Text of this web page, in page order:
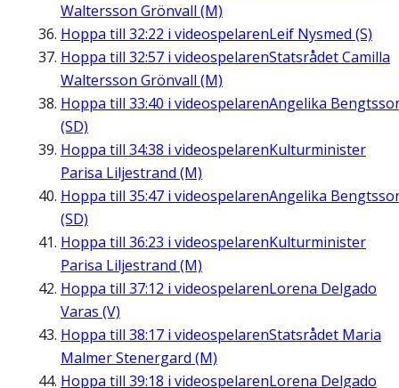
Waltersson Grönvall (M)
Hoppa till 32:22 i videospelarenLeif Nysmed (S)
Hoppa till 32:57 i videospelarenStatsrådet Camilla
Waltersson Grönvall (M)
Hoppa till 33:40 i videospelarenAngelika
(SD)
Hoppa till 34:38 i videospelarenKulturminister
Parisa Liljestrand (M)
Hoppa till 35:47 i videospelarenAngelika
(SD)
Hoppa till 36:23 i videospelarenKulturminister
Parisa Liljestrand (M)
Hoppa till 37:12 i videospelarenLorena Delgado
Varas (V)
Hoppa till 38:17 i videospelarenStatsrådet Maria
Malmer Stenergard (M)
Hoppa till 39:18 i videospelarenLorena Delgado